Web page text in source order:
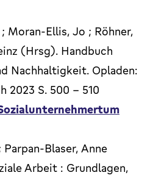
Moran-Ellis, Jo ; Röhner,
(Hrsg). Handbuch
Nachhaltigkeit. Opladen:
2023 S. 500 - 510
Blaser, Anne
Arbeit : Grundlagen,